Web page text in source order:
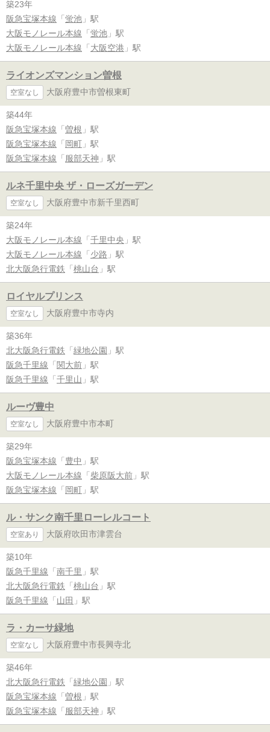
築23年
阪急宝塚本線 「 蛍池 」駅
大阪モノレール本線 「 蛍池 」駅
大阪モノレール本線 「 大阪空港 」駅
ライオンズマンション曽根
空室なし 大阪府豊中市曽根東町
築44年
阪急宝塚本線 「 曽根 」駅
阪急宝塚本線 「 岡町 」駅
阪急宝塚本線 「 服部天神 」駅
ルネ千里中央 ザ・ローズガーデン
空室なし 大阪府豊中市新千里西町
築24年
大阪モノレール本線 「 千里中央 」駅
大阪モノレール本線 「 少路 」駅
北大阪急行電鉄 「 桃山台 」駅
ロイヤルプリンス
空室なし 大阪府豊中市寺内
築36年
北大阪急行電鉄 「 緑地公園 」駅
阪急千里線 「 関大前 」駅
阪急千里線 「 千里山 」駅
ルーヴ豊中
空室なし 大阪府豊中市本町
築29年
阪急宝塚本線 「 豊中 」駅
大阪モノレール本線 「 柴原阪大前 」駅
阪急宝塚本線 「 岡町 」駅
ル・サンク南千里ローレルコート
空室あり 大阪府吹田市津雲台
築10年
阪急千里線 「 南千里 」駅
北大阪急行電鉄 「 桃山台 」駅
阪急千里線 「 山田 」駅
ラ・カーサ緑地
空室なし 大阪府豊中市長興寺北
築46年
北大阪急行電鉄 「 緑地公園 」駅
阪急宝塚本線 「 曽根 」駅
阪急宝塚本線 「 服部天神 」駅